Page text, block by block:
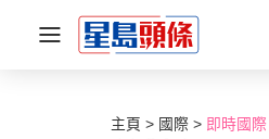
主頁 國際 即時國際